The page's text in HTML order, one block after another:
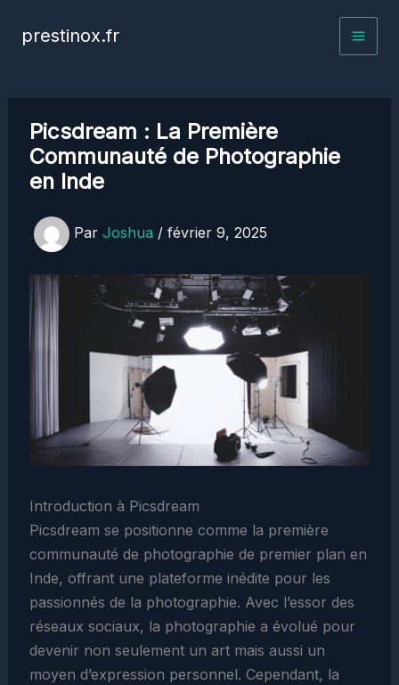
prestinox.fr
Picsdream : La Première
Communauté de Photographie
en Inde
Par Joshua / février 9, 2025
Introduction à Picsdream
Picsdream se positionne comme la première
communauté de photographie de premier plan en
Inde, offrant une plateforme inédite pour les
passionnés de la photographie. Avec l’essor des
réseaux sociaux, la photographie a évolué pour
devenir non seulement un art mais aussi un
moyen d’expression personnel. Cependant, la